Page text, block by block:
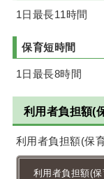
1日最長11時間
保育短時間
1日最長8時間
利用者負担額(
利用者負担額(保
利用者負担額(